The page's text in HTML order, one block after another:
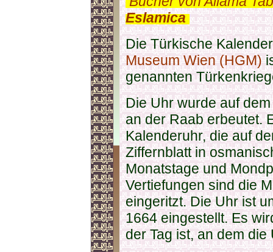
Eslamica.
Die Türkische
Museum Wien (HGM)
genannten
Die Uhr wurde auf
an der Raab erbeutet.
Kalenderuhr, die auf
Ziffernblatt in
Monatstage und
Vertiefungen sind die
eingeritzt. Die Uhr ist
1664 eingestellt. Es
der Tag ist, an dem